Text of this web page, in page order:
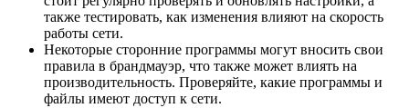
также тестировать, как изменения влияют на скорость
работы сети.
Некоторые сторонние программы могут вносить свои
правила в брандмауэр, что также может влиять на
производительность. Проверяйте, какие программы и
файлы имеют доступ к сети.